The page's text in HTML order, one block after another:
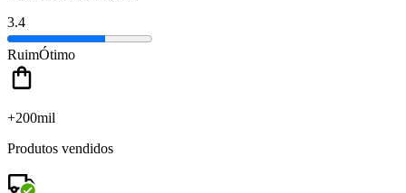
3.4
RuimÓtimo
+200mil
Produtos vendidos